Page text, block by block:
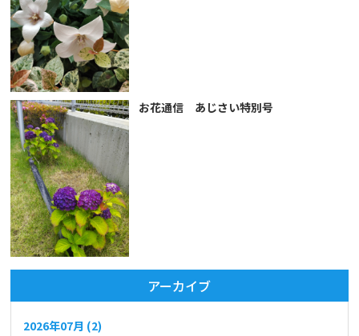
お花通信 あじさい特別号
アーカイブ
2026年07月 (2)